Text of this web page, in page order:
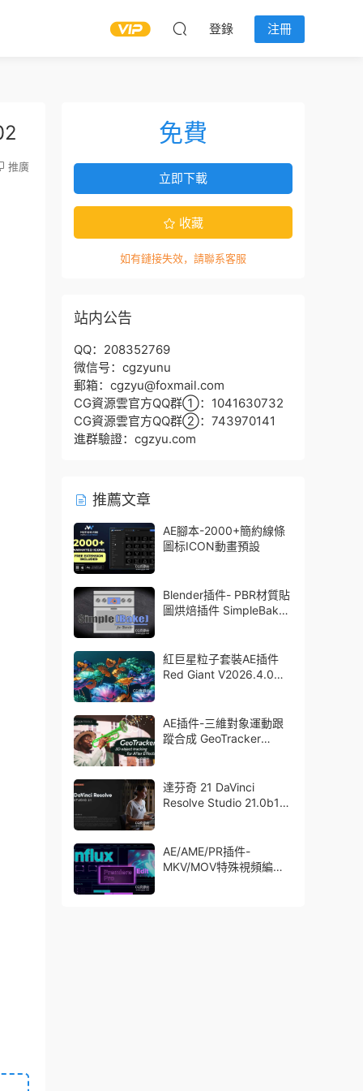
登錄 注冊
推廣
免費
立即下載
收藏
如有鏈接失效，請聯系客服
站内公告
QQ：208352769
微信号：cgzyunu
郵箱：cgzyu@foxmail.com
CG資源雲官方QQ群①：1041630732
CG資源雲官方QQ群②：743970141
進群驗證：cgzyu.com
推薦文章
AE腳本-2000+簡約線條
圖标ICON動畫預設
Blender插件- PBR材質貼
圖烘焙插件 SimpleBake
紅巨星粒子套裝AE插件
Red Giant V2026.4.0
Bullet + VFX Suit
AE插件-三維對象運動跟
蹤合成 GeoTracker
達芬奇 21 DaVinci
Resolve Studio 21.0b1
AE/AME/PR插件-
MKV/MOV特殊視頻編碼